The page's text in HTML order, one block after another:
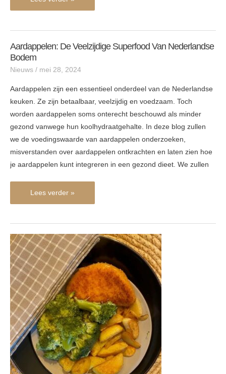
Aardappelen: De Veelzijdige Superfood Van Nederlandse
Bodem
Nieuws / mei 28, 2024
Aardappelen zijn een essentieel onderdeel van de Nederlandse
keuken. Ze zijn betaalbaar, veelzijdig en voedzaam. Toch
worden aardappelen soms onterecht beschouwd als minder
gezond vanwege hun koolhydraatgehalte. In deze blog zullen
we de voedingswaarde van aardappelen onderzoeken,
misverstanden over aardappelen ontkrachten en laten zien hoe
je aardappelen kunt integreren in een gezond dieet. We zullen
Aardappelen:
De
Veelzijdige
Superfood
van
Nederlandse
Bodem
Lees verder »
Gebakken
aardappelen,
broccoli
en
kipcordonblue